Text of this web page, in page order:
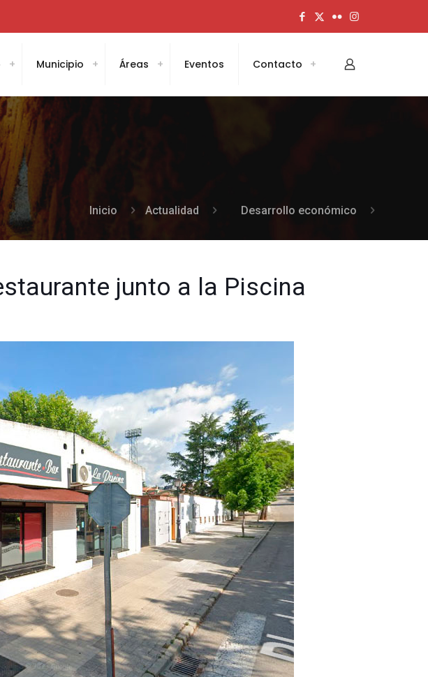
Municipio Áreas Eventos Contacto
Inicio Actualidad Desarrollo económico
junto a la Piscina